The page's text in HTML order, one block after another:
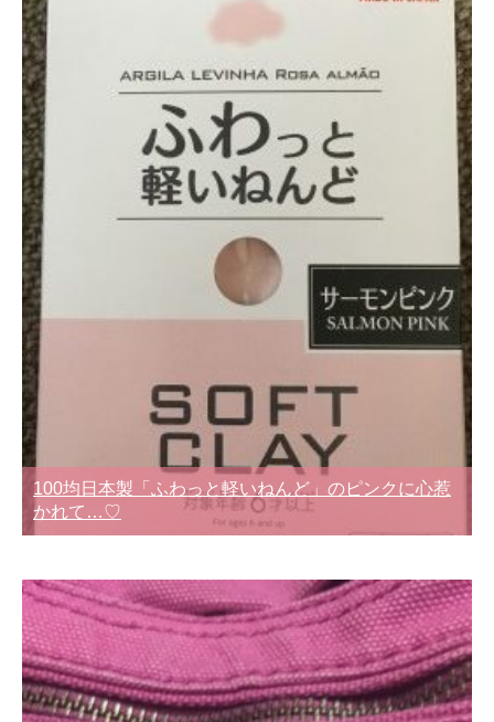
100均日本製「ふわっと軽いねんど」のピンクに心惹
かれて…♡